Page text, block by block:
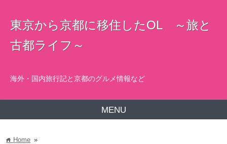
東京から京都に移住したOL ～旅と
古都ライフ～
海外・国内旅行記と京都のグルメ情報など
MENU
home Home »